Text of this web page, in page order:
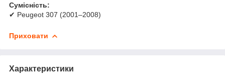
Сумісність:
✔ Peugeot 307 (2001–2008)
Приховати
Характеристики